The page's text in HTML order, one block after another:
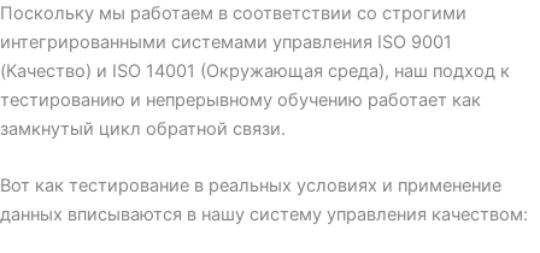
Поскольку мы работаем в соответствии со строгими
интегрированными системами управления ISO 9001
(Качество) и ISO 14001 (Окружающая среда), наш подход к
тестированию и непрерывному обучению работает как
замкнутый цикл обратной связи.
Вот как тестирование в реальных условиях и применение
данных вписываются в нашу систему управления качеством: